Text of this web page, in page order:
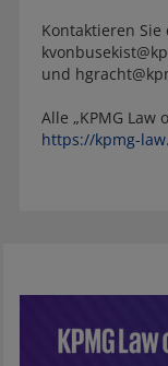
Kontaktieren
und
Alle „KPMG Law
https://kpmg-